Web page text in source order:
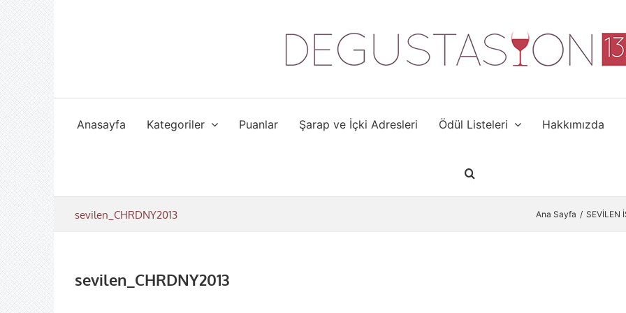
Anasayfa Kategoriler Puanlar Şarap ve İçki Adresleri Ödül Listeleri Hakkımızda
sevilen_CHRDNY2013 Ana Sayfa SEVİLEN
sevilen_CHRDNY2013